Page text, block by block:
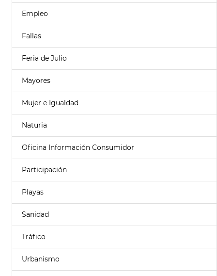
Empleo
Fallas
Feria de Julio
Mayores
Mujer e Igualdad
Naturia
Oficina Información Consumidor
Participación
Playas
Sanidad
Tráfico
Urbanismo